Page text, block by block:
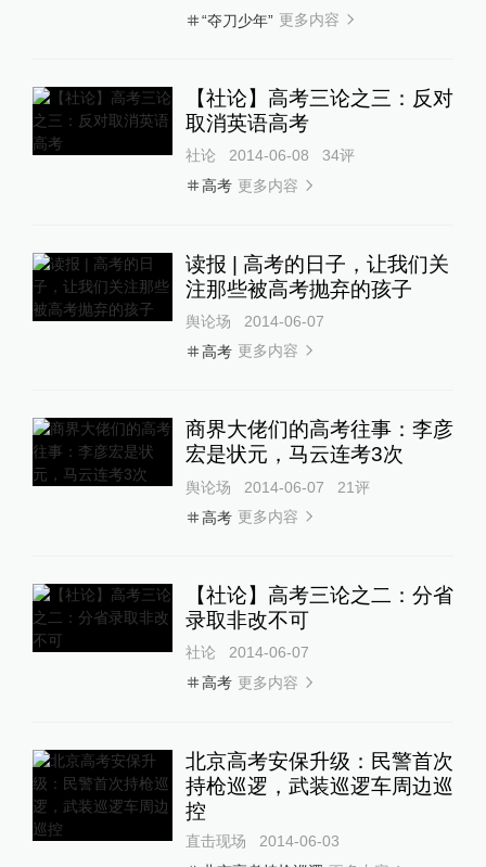
“夺刀少年” 更多内容
【社论】高考三论之三：反对
取消英语高考
社论 2014-06-08 34评
高考 更多内容
读报 | 高考的日子，让我们关
注那些被高考抛弃的孩子
舆论场
2014-06-07
高考 更多内容
商界大佬们的高考往事：李彦
宏是状元，马云连考3次
舆论场 2014-06-07 21评
高考 更多内容
【社论】高考三论之二：分省
录取非改不可
社论
2014-06-07
高考 更多内容
北京高考安保升级：民警首次
持枪巡逻，武装巡逻车周边巡
控
直击现场
2014-06-03